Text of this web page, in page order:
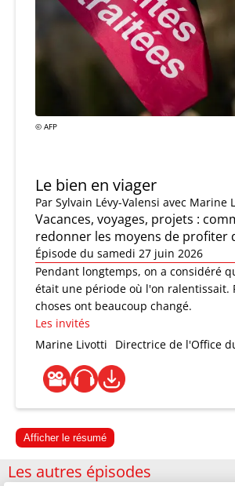
© AFP
Le bien en viager
Par Sylvain Lévy-Valensi avec Marine
Vacances, voyages, projets :
redonner les moyens de profiter
Épisode du samedi 27 juin 2026
Pendant longtemps, on a considéré
était une période où l'on ralentissait.
choses ont beaucoup changé.
Les invités
Marine Livotti
Directrice de l'Office
Afficher le résumé
Les autres épisodes